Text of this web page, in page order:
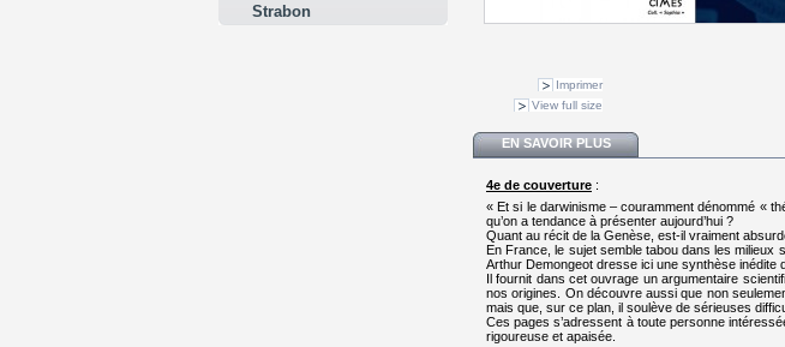
Strabon
Imprimer
View full size
EN SAVOIR PLUS
4e de couverture :
« Et si le darwinisme – couramment dénommé «
qu’on a tendance à présenter aujourd’hui ?
Quant au récit de la Genèse, est-il vraiment
En France, le sujet semble tabou dans les milieux
Arthur Demongeot dresse ici une synthèse inédite
Il fournit dans cet ouvrage un argumentaire
nos origines. On découvre aussi que non
mais que, sur ce plan, il soulève de sérieuses
Ces pages s’adressent à toute personne
rigoureuse et apaisée.